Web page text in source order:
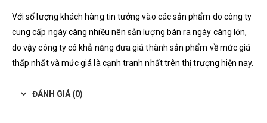
Với số lượng khách hàng tin tưởng vào các sản phẩm do công ty
cung cấp ngày càng nhiều nên sản lượng bán ra ngày càng lớn,
do vậy công ty có khả năng đưa giá thành sản phẩm về mức giá
thấp nhất và mức giá là cạnh tranh nhất trên thị trượng hiện nay.
ĐÁNH GIÁ (0)